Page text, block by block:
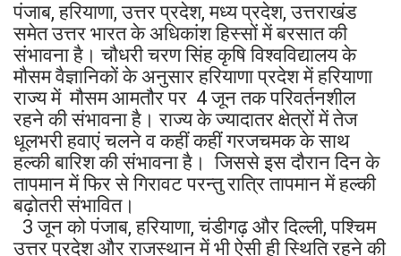
पंजाब, हरियाणा, उत्तर प्रदेश, मध्य प्रदेश, उत्तराखंड
समेत उत्तर भारत के अधिकांश हिस्सों में बरसात की
संभावना है। चौधरी चरण सिंह कृषि विश्वविद्यालय के
मौसम वैज्ञानिकों के अनुसार हरियाणा प्रदेश में हरियाणा
राज्य में मौसम आमतौर पर 4 जून तक परिवर्तनशील
रहने की संभावना है। राज्य के ज्यादातर क्षेत्रों में तेज
धूलभरी हवाएं चलने व कहीं कहीं गरजचमक के साथ
हल्की बारिश की संभावना है। जिससे इस दौरान दिन के
तापमान में फिर से गिरावट परन्तु रात्रि तापमान में हल्की
बढ़ोतरी संभावित।
3 जून को पंजाब, हरियाणा, चंडीगढ़ और दिल्ली, पश्चिम
उत्तर प्रदेश और राजस्थान में भी ऐसी ही स्थिति रहने की